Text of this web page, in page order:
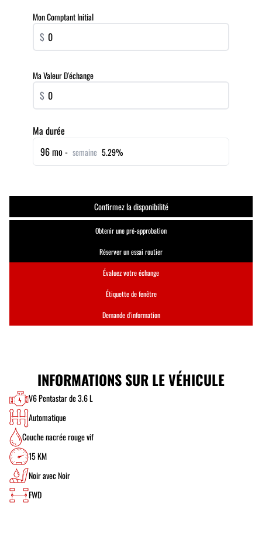
Obtenir une pré-approbation
Réserver un essai routier
Évaluez votre échange
Étiquette de fenêtre
Demande d'information
Mon Comptant Initial
$
Ma Valeur D'échange
$
Ma durée
96 mo - semaine 5.29%
Confirmez la disponibilité
INFORMATIONS SUR LE VÉHICULE
V6 Pentastar de 3.6 L
Automatique
Couche nacrée rouge vif
15 KM
Noir avec Noir
FWD